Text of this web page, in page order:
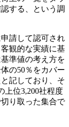
する、という調
請して認可され
観的な実績に基
準値の考え方を
の50％をカバー
記しており、そ
上位3,200社程度
り取った集合で